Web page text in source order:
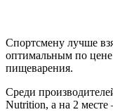
Спортсмену лучше
оптимальным по
пищеварения.
Среди
Nutrition, а на 2 месте